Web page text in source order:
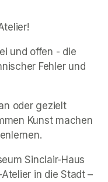
und offen - die
Fehler und
oder gezielt
Kunst machen
Sinclair-Haus
in die Stadt –